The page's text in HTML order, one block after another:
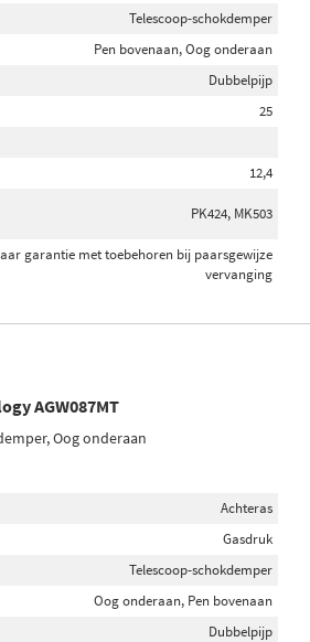
Telescoop-schokdemper
Pen bovenaan, Oog onderaan
Dubbelpijp
25
12,4
PK424, MK503
garantie met toebehoren bij paarsgewijze
vervanging
AGW087MT
Oog onderaan
Achteras
Gasdruk
Telescoop-schokdemper
Oog onderaan, Pen bovenaan
Dubbelpijp